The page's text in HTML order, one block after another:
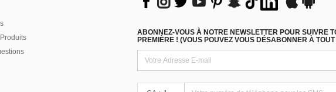
ABONNEZ-VOUS À NOTRE NEWSLETTER POUR SUIVRE
PREMIÈRE ! (VOUS POUVEZ VOUS DÉSABONNER À